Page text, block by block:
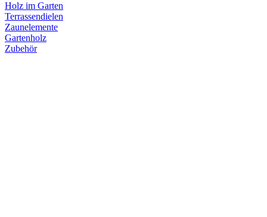
Holz im Garten
Terrassendielen
Zaunelemente
Gartenholz
Zubehör